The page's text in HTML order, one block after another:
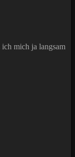
mich ja langsam